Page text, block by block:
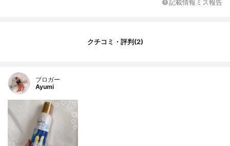
記載情報ミス報告
クチコミ・評判(2)
ブロガー
Ayumi